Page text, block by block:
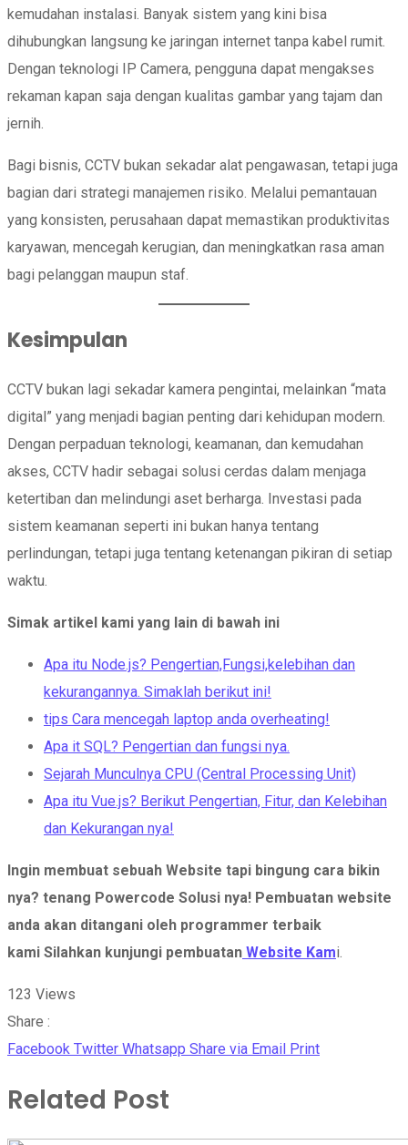
kemudahan instalasi. Banyak sistem yang kini bisa
dihubungkan langsung ke jaringan internet tanpa kabel rumit.
Dengan teknologi IP Camera, pengguna dapat mengakses
rekaman kapan saja dengan kualitas gambar yang tajam dan
jernih.
Bagi bisnis, CCTV bukan sekadar alat pengawasan, tetapi juga
bagian dari strategi manajemen risiko. Melalui pemantauan
yang konsisten, perusahaan dapat memastikan produktivitas
karyawan, mencegah kerugian, dan meningkatkan rasa aman
bagi pelanggan maupun staf.
Kesimpulan
CCTV bukan lagi sekadar kamera pengintai, melainkan “mata
digital” yang menjadi bagian penting dari kehidupan modern.
Dengan perpaduan teknologi, keamanan, dan kemudahan
akses, CCTV hadir sebagai solusi cerdas dalam menjaga
ketertiban dan melindungi aset berharga. Investasi pada
sistem keamanan seperti ini bukan hanya tentang
perlindungan, tetapi juga tentang ketenangan pikiran di setiap
waktu.
Simak artikel kami yang lain di bawah ini
Apa itu Node.js? Pengertian,Fungsi,kelebihan dan
kekurangannya. Simaklah berikut ini!
tips Cara mencegah laptop anda overheating!
Apa it SQL? Pengertian dan fungsi nya.
Sejarah Munculnya CPU (Central Processing Unit)
Apa itu Vue.js? Berikut Pengertian, Fitur, dan Kelebihan
dan Kekurangan nya!
Ingin membuat sebuah Website tapi bingung cara bikin
nya? tenang Powercode Solusi nya! Pembuatan website
anda akan ditangani oleh programmer terbaik
kami Silahkan kunjungi pembuatan Website Kami.
123 Views
Share :
Facebook Twitter Whatsapp Share via Email Print
Related Post